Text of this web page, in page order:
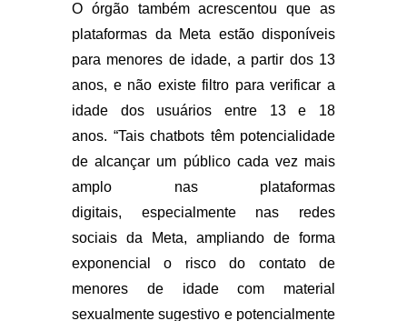
O órgão também acrescentou que as
plataformas da Meta estão disponíveis
para menores de idade, a partir dos 13
anos, e não existe filtro para verificar a
idade dos usuários entre 13 e 18
anos. “Tais chatbots têm potencialidade
de alcançar um público cada vez mais
amplo nas plataformas
digitais, especialmente nas redes
sociais da Meta, ampliando de forma
exponencial o risco do contato de
menores de idade com material
sexualmente sugestivo e potencialmente